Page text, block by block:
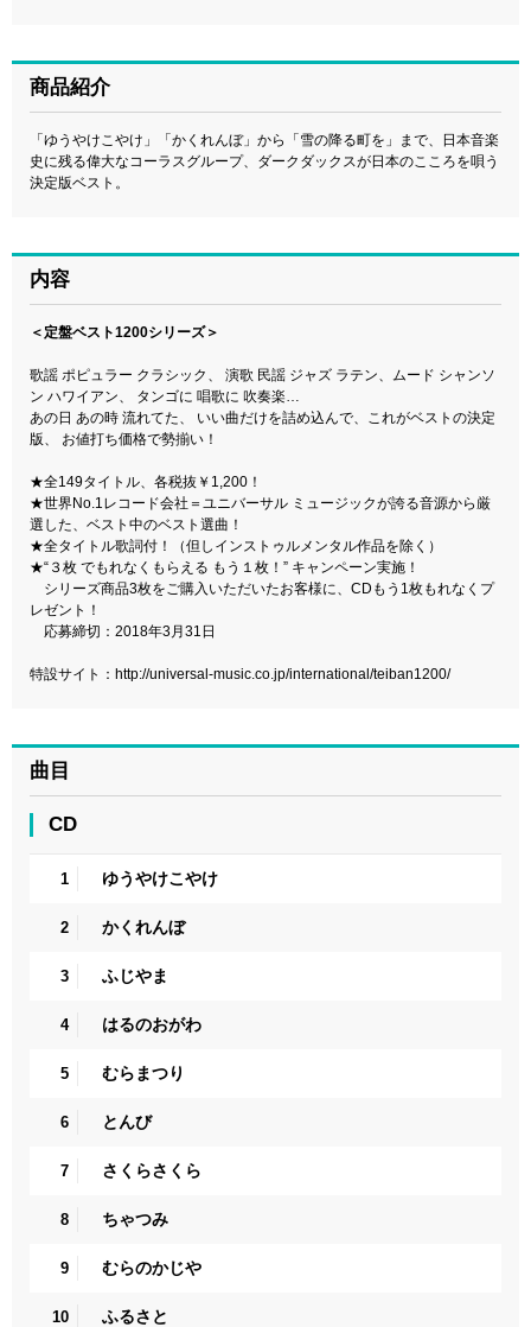
商品紹介
「ゆうやけこやけ」「かくれんぼ」から「雪の降る町を」まで、日本音楽
史に残る偉大なコーラスグループ、ダークダックスが日本のこころを唄う
決定版ベスト。
内容
＜定盤ベスト1200シリーズ＞
歌謡 ポピュラー クラシック、 演歌 民謡 ジャズ ラテン、ムード シャンソ
ン ハワイアン、 タンゴに 唱歌に 吹奏楽…
あの日 あの時 流れてた、 いい曲だけを詰め込んで、これがベストの決定
版、 お値打ち価格で勢揃い！
★全149タイトル、各税抜￥1,200！
★世界No.1レコード会社＝ユニバーサル ミュージックが誇る音源から厳
選した、ベスト中のベスト選曲！
★全タイトル歌詞付！（但しインストゥルメンタル作品を除く）
★“３枚 でもれなくもらえる もう１枚！” キャンペーン実施！
シリーズ商品3枚をご購入いただいたお客様に、CDもう1枚もれなくプ
レゼント！
応募締切：2018年3月31日
特設サイト： http://universal-music.co.jp/international/teiban1200/
曲目
CD
1 ゆうやけこやけ
2 かくれんぼ
3 ふじやま
4 はるのおがわ
5 むらまつり
6 とんび
7 さくらさくら
8 ちゃつみ
9 むらのかじや
10 ふるさと